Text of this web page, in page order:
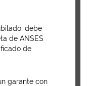
debe
de ANSES
de
garante con